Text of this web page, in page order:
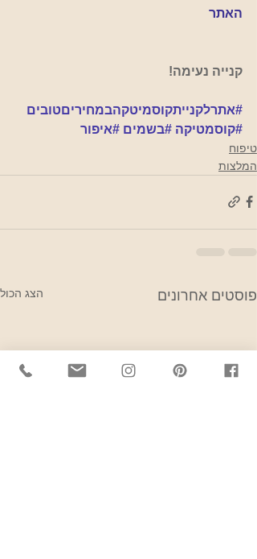
האתר
קנייה נעימה!
#אתרלקנייתקוסמיטקהבמחיריםטובים
#קוסמטיקה #בשמים #איפור
טיפוח
המלצות
פוסטים אחרונים הצג הכול